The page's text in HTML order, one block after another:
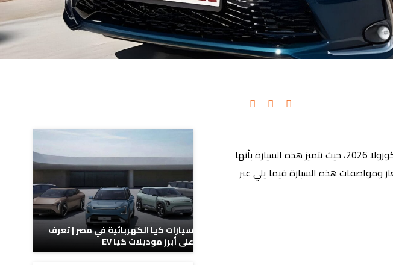
أعلنت شركة تويوتا إيجيبت الوكيل الرسمي لعلامة تويوتا في السوق المحلي عن إطلاق سيارة تويوتا كورولا 2026، حيث تتميز هذه السيارة بأنها
ومواصفات هذه السيارة فيما يلي عبر
سيارات كيا الكهربائية في مصر | تعرف
على أبرز موديلات كيا EV